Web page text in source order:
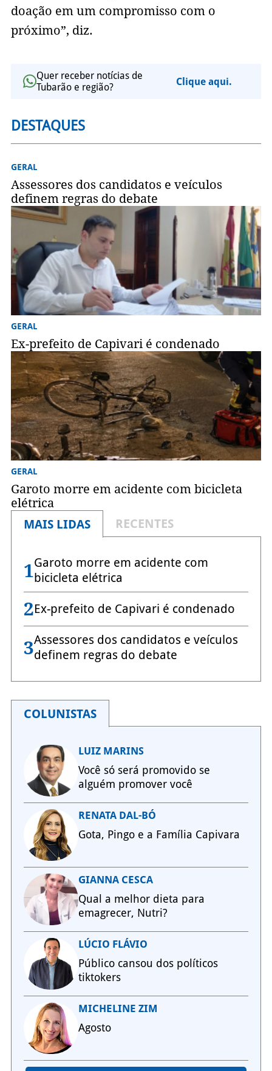
doação em um compromisso com o
próximo”, diz.
Quer receber notícias de
Tubarão e região?
Clique aqui.
DESTAQUES
GERAL
Assessores dos candidatos e veículos
definem regras do debate
GERAL
Ex-prefeito de Capivari é condenado
GERAL
Garoto morre em acidente com bicicleta
elétrica
MAIS LIDAS
RECENTES
1Garoto morre em acidente com
bicicleta elétrica
2Ex-prefeito de Capivari é condenado
3Assessores dos candidatos e veículos
definem regras do debate
COLUNISTAS
LUIZ MARINS
Você só será promovido se
alguém promover você
RENATA DAL-BÓ
Gota, Pingo e a Família Capivara
GIANNA CESCA
Qual a melhor dieta para
emagrecer, Nutri?
LÚCIO FLÁVIO
Público cansou dos políticos
tiktokers
MICHELINE ZIM
Agosto